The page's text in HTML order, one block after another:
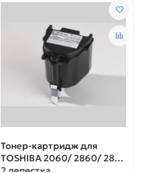
Тонер-картридж для
TOSHIBA 2060/ 2860/ 2870
2 лепестка